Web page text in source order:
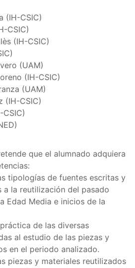
(IH-CSIC)
CSIC)
(IH-CSIC)
(UAM)
(IH-CSIC)
(UAM)
(IH-CSIC)
CSIC)
que el alumnado adquiera
tipologías de fuentes escritas y
a la reutilización del pasado
Edad Media e inicios de la
de las diversas
al estudio de las piezas y
en el periodo analizado.
piezas y materiales reutilizados